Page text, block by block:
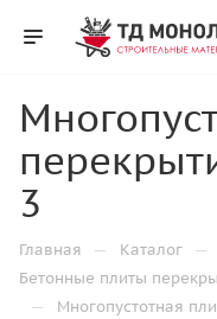
3
Главная — Каталог —
Бетонные плиты
— Многопустотная